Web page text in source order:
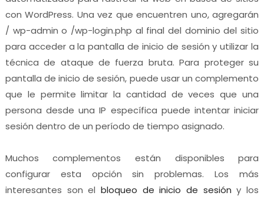
con WordPress. Una vez que encuentren uno, agregarán
/ wp-admin o /wp-login.php al final del dominio del sitio
para acceder a la pantalla de inicio de sesión y utilizar la
técnica de ataque de fuerza bruta. Para proteger su
pantalla de inicio de sesión, puede usar un complemento
que le permite limitar la cantidad de veces que una
persona desde una IP específica puede intentar iniciar
sesión dentro de un período de tiempo asignado.
Muchos complementos están disponibles para
configurar esta opción sin problemas. Los más
interesantes son el bloqueo de inicio de sesión y los